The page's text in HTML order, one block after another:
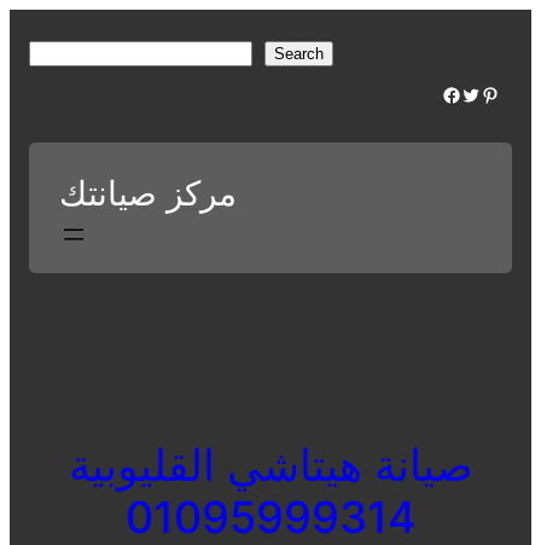
r
Search
Facebook Twitter Pinterest
مركز صيانتك
صيانة هيتاشي القليوبية
01095999314